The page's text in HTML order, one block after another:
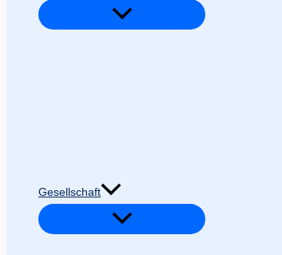
Gesellschaft